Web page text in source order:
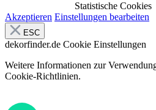
Statistische Cookies
Akzeptieren Einstellungen bearbeiten
ESC
dekorfinder.de Cookie Einstellungen
Weitere Informationen zur
Cookie-Richtlinien.